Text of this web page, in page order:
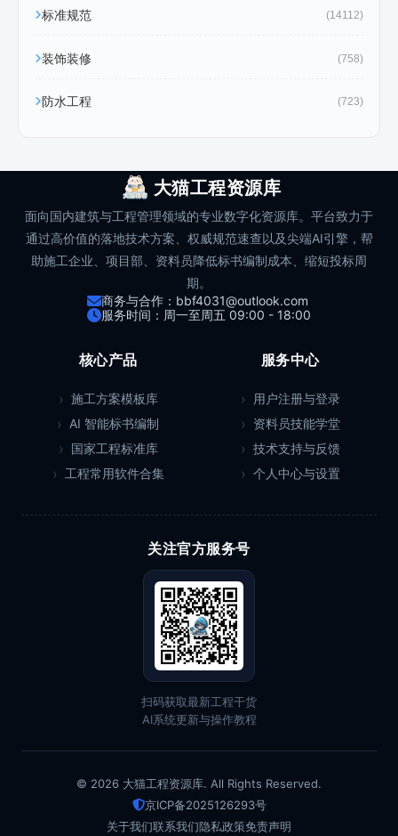
标准规范 (14112)
装饰装修 (758)
防水工程 (723)
大猫工程资源库
面向国内建筑与工程管理领域的专业数字化资源库。平台致力于
通过高价值的落地技术方案、权威规范速查以及尖端AI引擎，帮
助施工企业、项目部、资料员降低标书编制成本、缩短投标周
期。
商务与合作：bbf4031@outlook.com
服务时间：周一至周五 09:00 - 18:00
核心产品
施工方案模板库
AI 智能标书编制
国家工程标准库
工程常用软件合集
服务中心
用户注册与登录
资料员技能学堂
技术支持与反馈
个人中心与设置
关注官方服务号
扫码获取最新工程干货
AI系统更新与操作教程
© 2026 大猫工程资源库. All Rights Reserved.
京ICP备2025126293号
关于我们联系我们隐私政策免责声明